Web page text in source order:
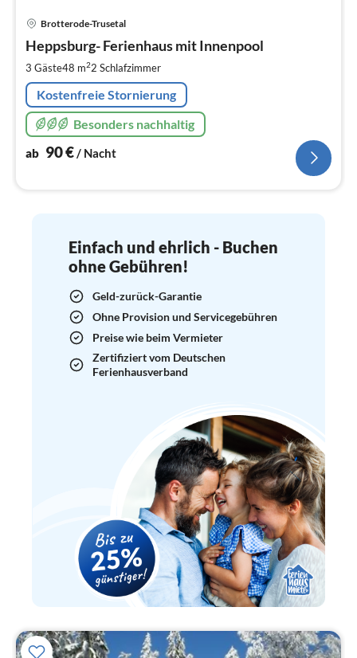
Brotterode-Trusetal
Heppsburg- Ferienhaus mit Innenpool
3 Gäste48 m22 Schlafzimmer
Kostenfreie Stornierung
Besonders nachhaltig
ab 90€/ Nacht
Einfach und ehrlich - Buchen
ohne Gebühren!
Geld-zurück-Garantie
Ohne Provision und Servicegebühren
Preise wie beim Vermieter
Zertifiziert vom Deutschen
Ferienhausverband